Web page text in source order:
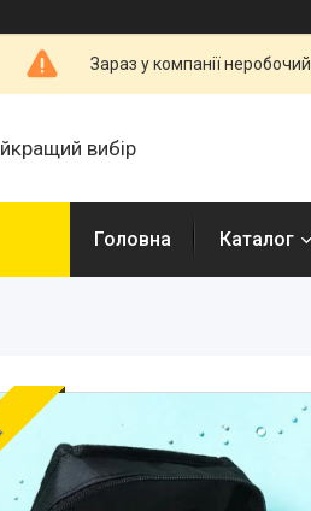
Зараз у компанії
вибір
Головна Каталог